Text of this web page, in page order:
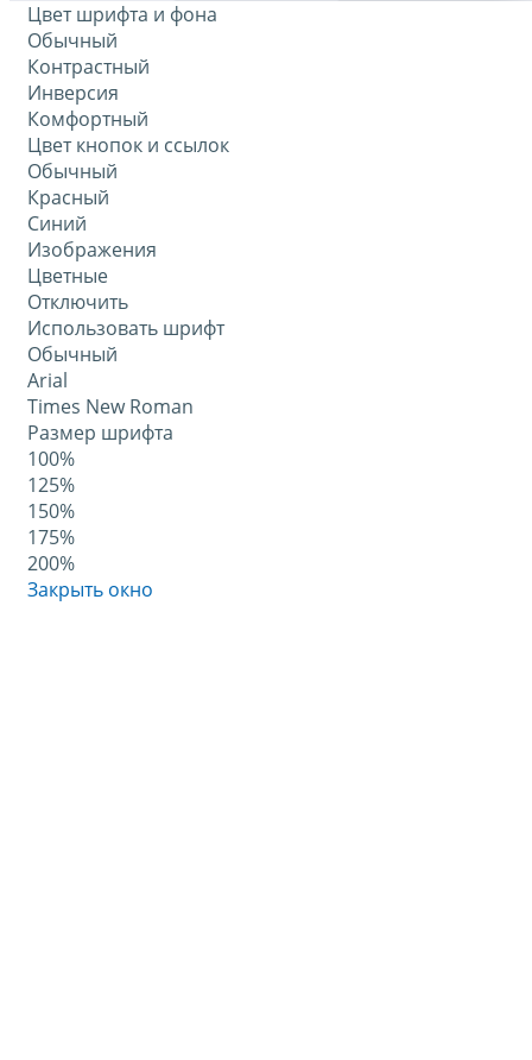
Цвет шрифта и фона
Обычный
Контрастный
Инверсия
Комфортный
Цвет кнопок и ссылок
Обычный
Красный
Синий
Изображения
Цветные
Отключить
Использовать шрифт
Обычный
Arial
Times New Roman
Размер шрифта
100%
125%
150%
175%
200%
Закрыть окно